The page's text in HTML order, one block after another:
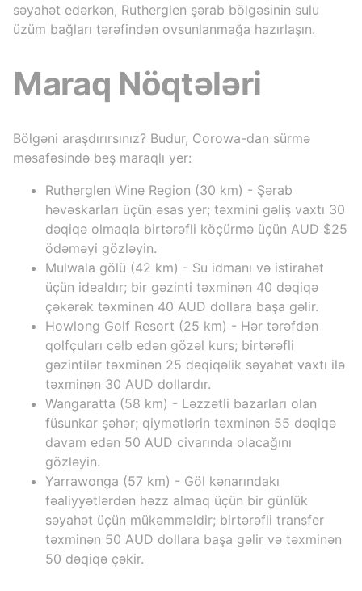
səyahət edərkən, Rutherglen şərab bölgəsinin sulu
üzüm bağları tərəfindən ovsunlanmağa hazırlaşın.
Maraq Nöqtələri
Bölgəni araşdırırsınız? Budur, Corowa-dan sürmə
məsafəsində beş maraqlı yer:
Rutherglen Wine Region (30 km) - Şərab
həvəskarları üçün əsas yer; təxmini gəliş vaxtı 30
dəqiqə olmaqla birtərəfli köçürmə üçün AUD $25
ödəməyi gözləyin.
Mulwala gölü (42 km) - Su idmanı və istirahət
üçün idealdır; bir gəzinti təxminən 40 dəqiqə
çəkərək təxminən 40 AUD dollara başa gəlir.
Howlong Golf Resort (25 km) - Hər tərəfdən
qolfçuları cəlb edən gözəl kurs; birtərəfli
gəzintilər təxminən 25 dəqiqəlik səyahət vaxtı ilə
təxminən 30 AUD dollardır.
Wangaratta (58 km) - Ləzzətli bazarları olan
füsunkar şəhər; qiymətlərin təxminən 55 dəqiqə
davam edən 50 AUD civarında olacağını
gözləyin.
Yarrawonga (57 km) - Göl kənarındakı
fəaliyyətlərdən həzz almaq üçün bir günlük
səyahət üçün mükəmməldir; birtərəfli transfer
təxminən 50 AUD dollara başa gəlir və təxminən
50 dəqiqə çəkir.